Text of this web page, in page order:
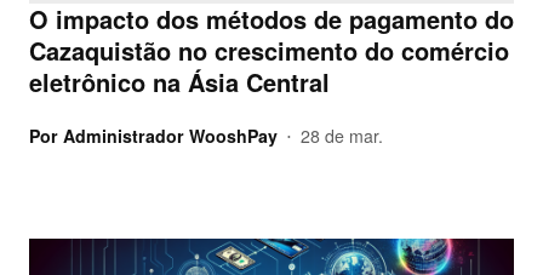
O impacto dos métodos de pagamento do
Cazaquistão no crescimento do comércio
eletrônico na Ásia Central
Por Administrador WooshPay • 28 de mar.